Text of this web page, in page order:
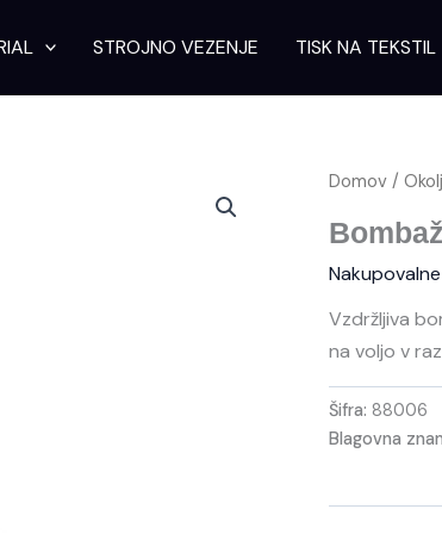
STROJNO VEZENJE TISK NA TEKSTIL
Domov /
Vzdržljiva
na voljo v
Šifra: 88006
Blagovna